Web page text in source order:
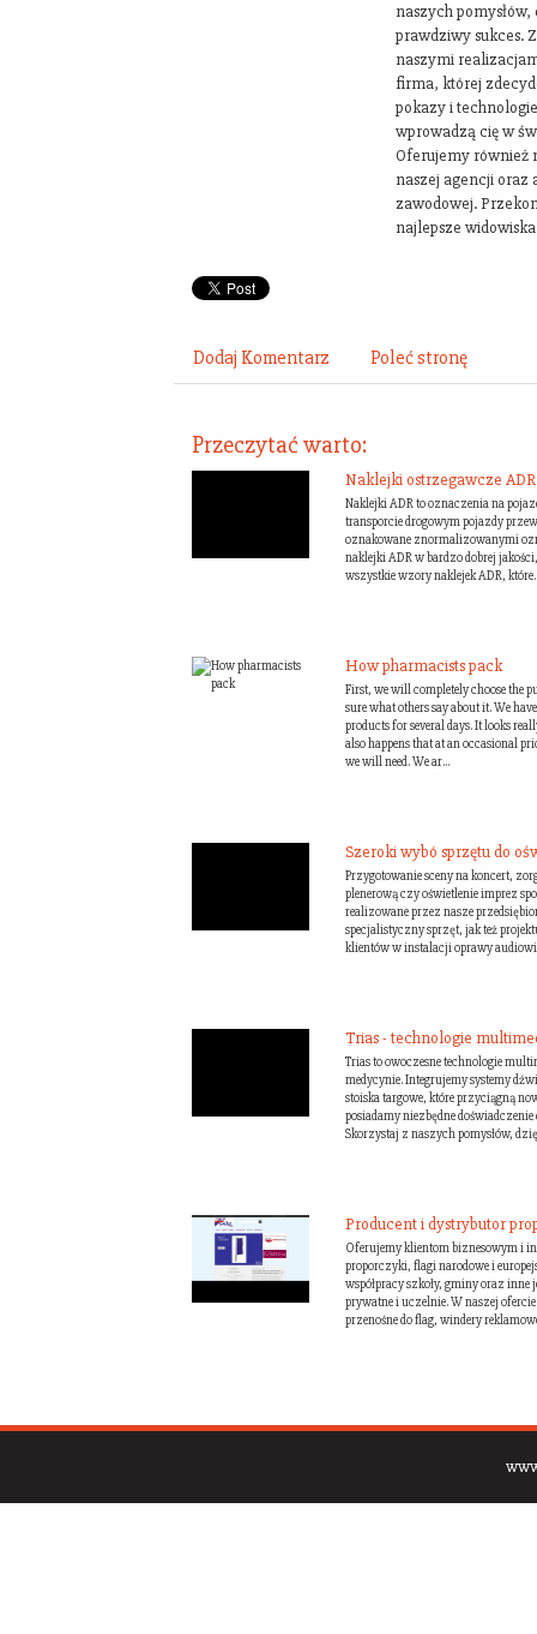
naszych
prawdziwy sukces.
naszymi
firma, której
pokazy i
wprowadzą cię w
Oferujemy również
naszej agencji
zawodowej.
najlepsze
Dodaj Komentarz Poleć stronę
Przeczytać warto:
Naklejki ostrzegawcze
Naklejki ADR to oznaczenia na
transporcie drogowym pojazdy
oznakowane znormalizowanymi
naklejki ADR w bardzo dobrej
wszystkie wzory naklejek ADR,
How pharmacists pack
First, we will completely choose the
sure what others say about it. We
products for several days. It looks
also happens that at an occasional
we will need. We ar...
Szeroki wybó sprzętu do
Przygotowanie sceny na koncert,
plenerową czy oświetlenie imprez
realizowane przez nasze
specjalistyczny sprzęt, jak też
klientów w instalacji oprawy
Trias - technologie
Trias to owoczesne technologie
medycynie. Integrujemy systemy
stoiska targowe, które przyciągną
posiadamy niezbędne
Skorzystaj z naszych pomysłów,
Producent i dystrybutor
Oferujemy klientom biznesowym i
proporczyki, flagi narodowe i
współpracy szkoły, gminy oraz
prywatne i uczelnie. W naszej
przenośne do flag, windery